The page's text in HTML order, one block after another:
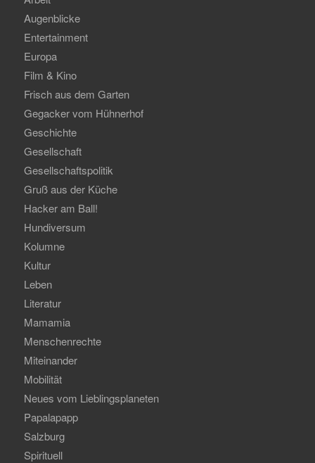
Augenblicke
Entertainment
Europa
Film & Kino
Frisch aus dem Garten
Gegacker vom Hühnerhof
Geschichte
Gesellschaft
Gesellschaftspolitik
Gruß aus der Küche
Hacker am Ball!
Hundiversum
Kolumne
Kultur
Leben
Literatur
Mamamia
Menschenrechte
Miteinander
Mobilität
Neues vom Lieblingsplaneten
Papalapapp
Salzburg
Spirituell